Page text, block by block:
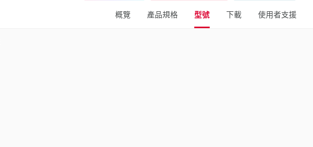
概覽 產品規格 型號 下載 使用者支援